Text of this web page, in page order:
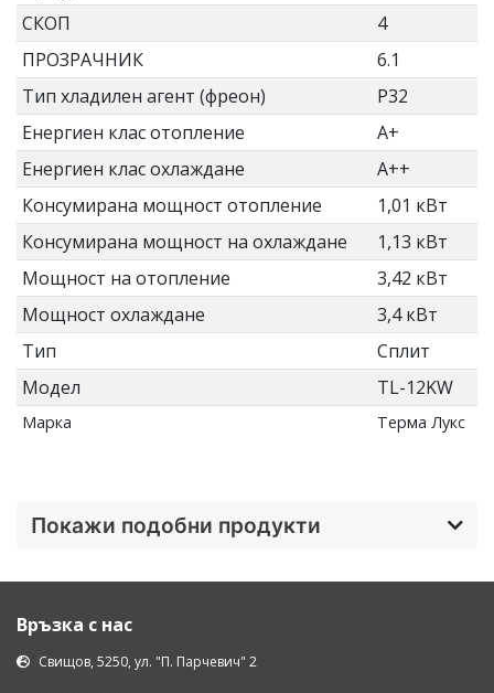
СКОП
4
ПРОЗРАЧНИК
6.1
Тип хладилен агент (фреон)
Р32
Енергиен клас отопление
А+
Енергиен клас охлаждане
А++
Консумирана мощност отопление
1,01 кВт
Консумирана мощност на охлаждане
1,13 кВт
Мощност на отопление
3,42 кВт
Мощност охлаждане
3,4 кВт
Тип
Сплит
Модел
TL-12KW
Марка Терма Лукс
Покажи подобни продукти
Връзка с нас
Свищов, 5250, ул. "П. Парчевич" 2